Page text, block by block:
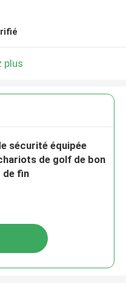
plus
sécurité équipée
de golf de bon
de fin